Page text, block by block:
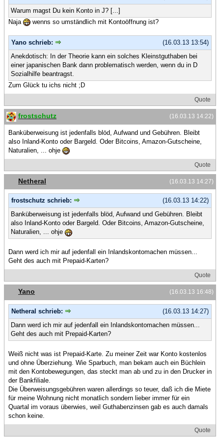
Warum magst Du kein Konto in J? [...]
Naja
wenns so umständlich mit Kontoöffnung ist?
(16.03.13 13:54)
Yano schrieb:
Anekdotisch: In der Theorie kann ein solches Kleinstguthaben bei
einer japanischen Bank dann problematisch werden, wenn du in D
Sozialhilfe beantragst.
Zum Glück tu ichs nicht ;D
Quote
(16.03.13 14:22)
frostschutz
Banküberweisung ist jedenfalls blöd, Aufwand und Gebühren. Bleibt
also Inland-Konto oder Bargeld. Oder Bitcoins, Amazon-Gutscheine,
Naturalien, ... ohje
Quote
(16.03.13 14:27)
Netheral
(16.03.13 14:22)
frostschutz schrieb:
Banküberweisung ist jedenfalls blöd, Aufwand und Gebühren. Bleibt
also Inland-Konto oder Bargeld. Oder Bitcoins, Amazon-Gutscheine,
Naturalien, ... ohje
Dann werd ich mir auf jedenfall ein Inlandskontomachen müssen...
Geht des auch mit Prepaid-Karten?
Quote
(16.03.13 16:48)
Yano
(16.03.13 14:27)
Netheral schrieb:
Dann werd ich mir auf jedenfall ein Inlandskontomachen müssen...
Geht des auch mit Prepaid-Karten?
Weiß nicht was ist Prepaid-Karte. Zu meiner Zeit war Konto kostenlos
und ohne Überziehung. Wie Sparbuch, man bekam auch ein Büchlein
mit den Kontobewegungen, das steckt man ab und zu in den Drucker in
der Bankfiliale.
Die Überweisungsgebühren waren allerdings so teuer, daß ich die Miete
für meine Wohnung nicht monatlich sondern lieber immer für ein
Quartal im voraus überwies, weil Guthabenzinsen gab es auch damals
schon keine.
Quote